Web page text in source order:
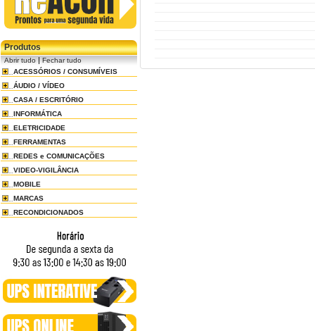
Produtos
Abrir tudo|Fechar tudo
ACESSÓRIOS / CONSUMÍVEIS
ÁUDIO / VÍDEO
CASA / ESCRITÓRIO
INFORMÁTICA
ELETRICIDADE
FERRAMENTAS
REDES e COMUNICAÇÕES
VIDEO-VIGILÂNCIA
MOBILE
MARCAS
RECONDICIONADOS